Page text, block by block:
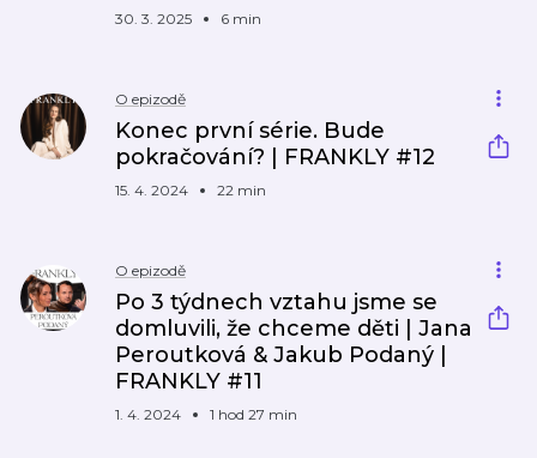
30. 3. 2025 6 min
O epizodě
Konec první série. Bude
pokračování? | FRANKLY #12
15. 4. 2024 22 min
O epizodě
Po 3 týdnech vztahu jsme se
domluvili, že chceme děti | Jana
Peroutková & Jakub Podaný |
FRANKLY #11
1. 4. 2024 1 hod 27 min